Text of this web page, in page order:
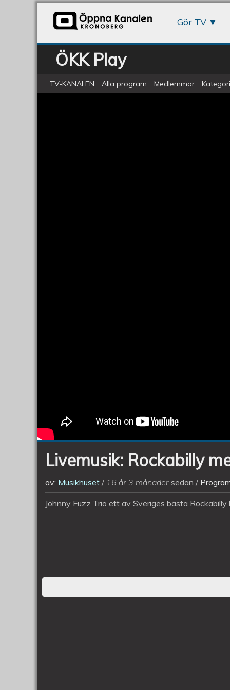
Gör TV
ÖKK Play
TV-KANALEN Alla program Medlemmar
Livemusik: Rockabilly
av: Musikhuset 16 år 3 månader sedan
Johnny Fuzz Trio ett av Sveriges bästa